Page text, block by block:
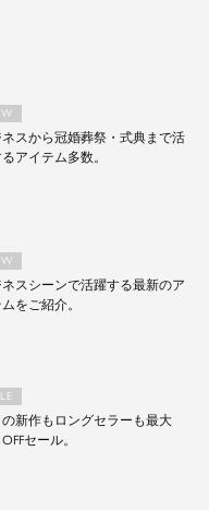
ネスから冠婚葬祭・式典まで活
アイテム多数。
ネスシーンで活躍する最新のア
をご紹介。
新作もロングセラーも最大
セール。